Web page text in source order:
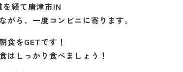
経て唐津市IN
ら、一度コンビニに寄ります。
食をGETです！
はしっかり食べましょう！